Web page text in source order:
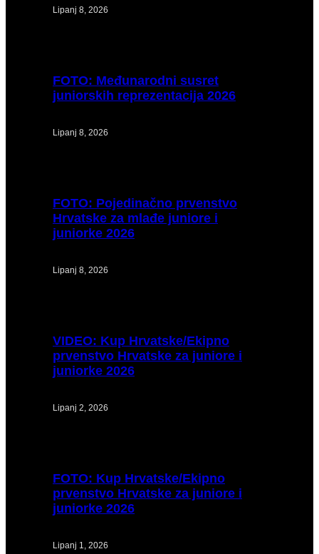
Lipanj 8, 2026
FOTO: Međunarodni susret
juniorskih reprezentacija 2026
Lipanj 8, 2026
FOTO: Pojedinačno prvenstvo
Hrvatske za mlađe juniore i
juniorke 2026
Lipanj 8, 2026
VIDEO: Kup Hrvatske/Ekipno
prvenstvo Hrvatske za juniore i
juniorke 2026
Lipanj 2, 2026
FOTO: Kup Hrvatske/Ekipno
prvenstvo Hrvatske za juniore i
juniorke 2026
Lipanj 1, 2026